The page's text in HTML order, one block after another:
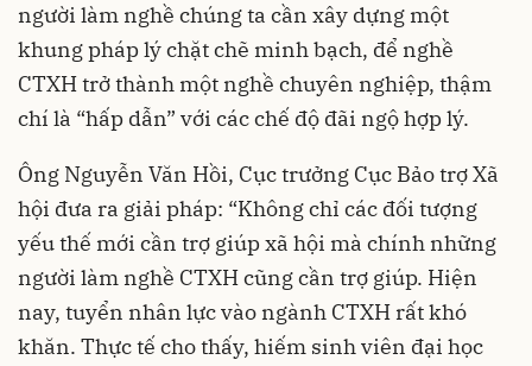
người làm nghề chúng ta cần xây dựng một
khung pháp lý chặt chẽ minh bạch, để nghề
CTXH trở thành một nghề chuyên nghiệp, thậm
chí là “hấp dẫn” với các chế độ đãi ngộ hợp lý.
Ông Nguyễn Văn Hồi, Cục trưởng Cục Bảo trợ Xã
hội đưa ra giải pháp: “Không chỉ các đối tượng
yếu thế mới cần trợ giúp xã hội mà chính những
người làm nghề CTXH cũng cần trợ giúp. Hiện
nay, tuyển nhân lực vào ngành CTXH rất khó
khăn. Thực tế cho thấy, hiếm sinh viên đại học